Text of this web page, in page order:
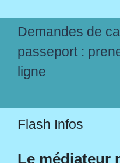
Demandes de
passeport :
ligne
Flash Infos
Le médiateur